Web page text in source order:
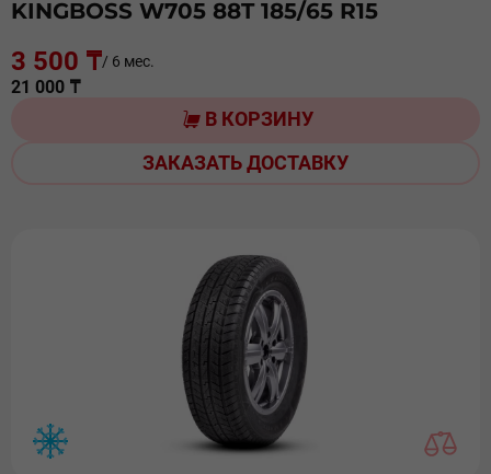
KINGBOSS W705 88T 185/65 R15
3 500 ₸/ 6 мес.
21 000 ₸
В КОРЗИНУ
ЗАКАЗАТЬ ДОСТАВКУ